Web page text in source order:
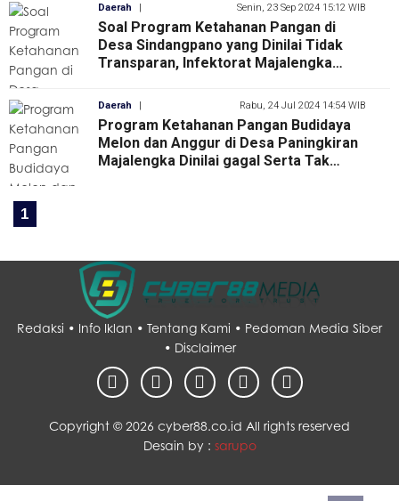
Daerah | Senin, 23 Sep 2024 15:12 WIB
Soal Program Ketahanan Pangan di
Desa Sindangpano yang Dinilai Tidak
Transparan, Infektorat Majalengka
Daerah | Rabu, 24 Jul 2024 14:54 WIB
Program Ketahanan Pangan Budidaya
Melon dan Anggur di Desa Paningkiran
Majalengka Dinilai gagal Serta Tak
1
Redaksi • Info Iklan • Tentang Kami • Pedoman Media Siber
• Disclaimer
Copyright ©2026 cyber88.co.id All rights reserved
Desain by : sarupo